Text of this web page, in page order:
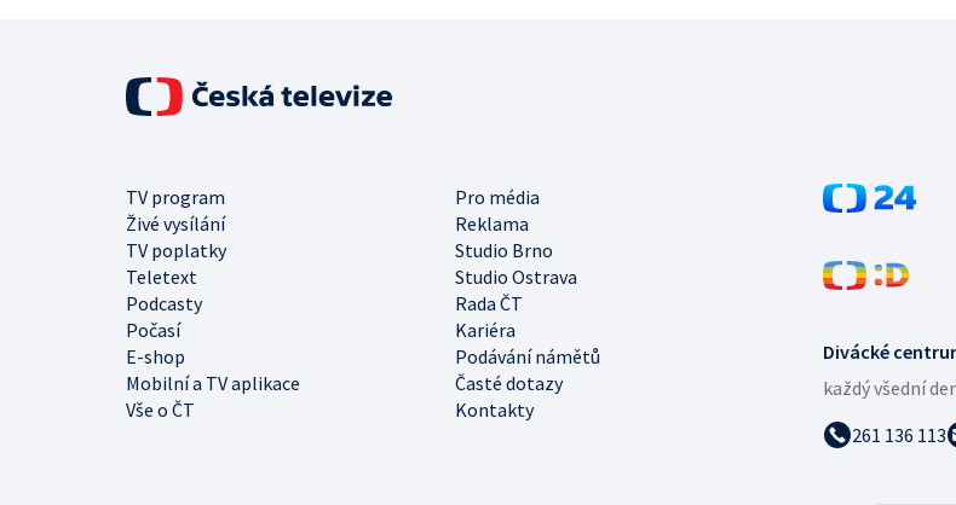
Divácké
každý všední
261 136 113
TV program
Pro média
Živé vysílání
Reklama
TV poplatky
Studio Brno
Teletext
Studio Ostrava
Podcasty
Rada ČT
Počasí
Kariéra
E-shop
Podávání námětů
Mobilní a TV aplikace
Časté dotazy
Vše o ČT
Kontakty